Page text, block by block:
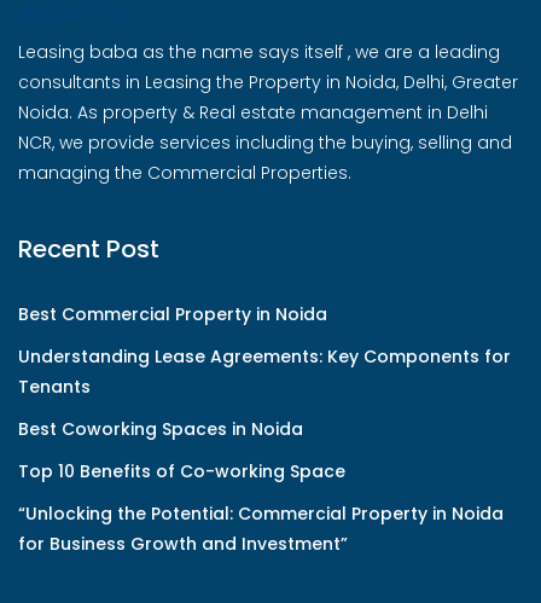
Leasing baba as the name says itself , we are a leading
consultants in Leasing the Property in Noida, Delhi, Greater
Noida. As property & Real estate management in Delhi
NCR, we provide services including the buying, selling and
managing the Commercial Properties.
Recent Post
Best Commercial Property in Noida
Understanding Lease Agreements: Key Components for
Tenants
Best Coworking Spaces in Noida
Top 10 Benefits of Co-working Space
“Unlocking the Potential: Commercial Property in Noida
for Business Growth and Investment”